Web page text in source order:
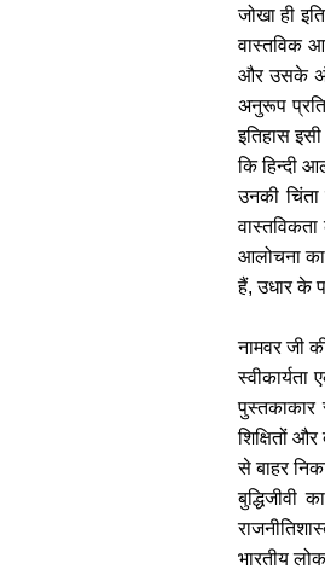
जोखा ही
वास्तविक
और उसके
अनुरूप
इतिहास
कि हिन्दी
उनकी
आलोचना का
हैं, उधार के
नामवर जी
पुस्तकाकार
शिक्षितों
से बाहर
बुद्धिजीवी
भारतीय